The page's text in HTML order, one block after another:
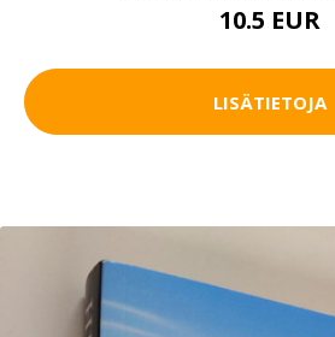
10.5 EUR
LISÄTIETOJA